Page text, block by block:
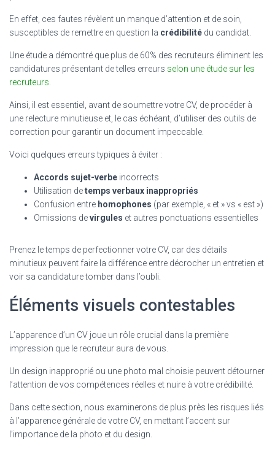
En effet, ces fautes révèlent un manque d’attention et de soin,
susceptibles de remettre en question la crédibilité du candidat.
Une étude a démontré que plus de 60% des recruteurs éliminent les
candidatures présentant de telles erreurs selon une étude sur les
recruteurs
Ainsi, il est essentiel, avant de soumettre votre CV, de procéder à
une relecture minutieuse et, le cas échéant, d’utiliser des outils de
correction pour garantir un document impeccable.
Voici quelques erreurs typiques à éviter :
Accords sujet-verbe incorrects
Utilisation detemps verbaux inappropriés
Confusion entre homophones (par exemple, « et » vs « est »)
Omissions devirgules et autres ponctuations essentielles
Prenez le temps de perfectionner votre CV, car des détails
minutieux peuvent faire la différence entre décrocher un entretien et
voir sa candidature tomber dans l’oubli.
Éléments visuels contestables
L’apparence d’un CV joue un rôle crucial dans la première
impression que le recruteur aura de vous.
Un design inapproprié ou une photo mal choisie peuvent détourner
l’attention de vos compétences réelles et nuire à votre crédibilité.
Dans cette section, nous examinerons de plus près les risques liés
à l’apparence générale de votre CV, en mettant l’accent sur
l’importance de la photo et du design.